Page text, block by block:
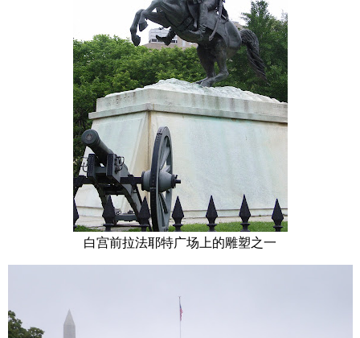
白宫前拉法耶特广场上的雕塑之一